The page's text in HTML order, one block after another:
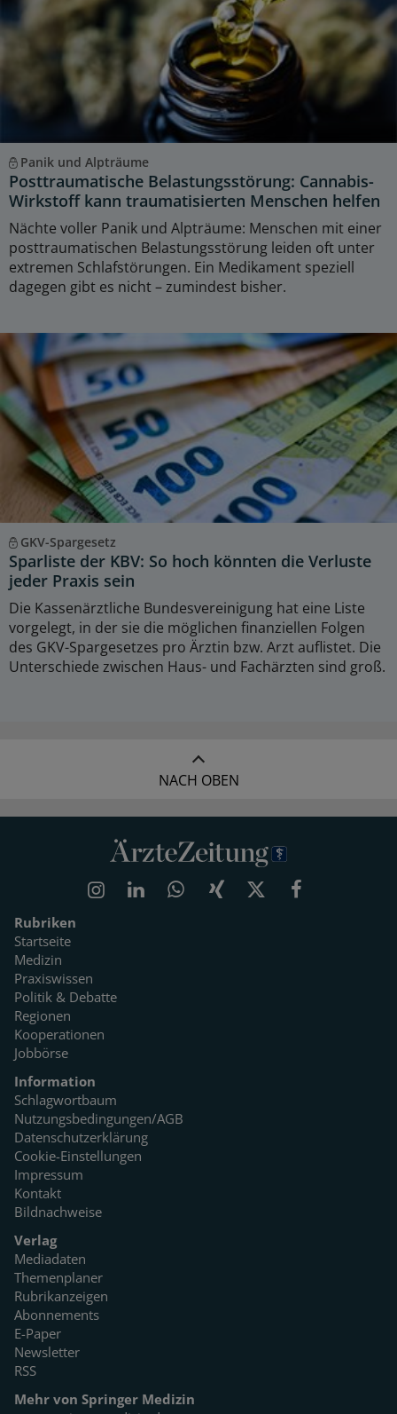
Panik und Alpträume
Posttraumatische Belastungsstörung: Cannabis-
Wirkstoff kann traumatisierten Menschen helfen
Nächte voller Panik und Alpträume: Menschen mit einer
posttraumatischen Belastungsstörung leiden oft unter
extremen Schlafstörungen. Ein Medikament speziell
dagegen gibt es nicht – zumindest bisher.
GKV-Spargesetz
Sparliste der KBV: So hoch könnten die Verluste
jeder Praxis sein
Die Kassenärztliche Bundesvereinigung hat eine Liste
vorgelegt, in der sie die möglichen finanziellen Folgen
des GKV-Spargesetzes pro Ärztin bzw. Arzt auflistet. Die
Unterschiede zwischen Haus- und Fachärzten sind groß.
NACH OBEN
Rubriken
Startseite
Medizin
Praxiswissen
Politik & Debatte
Regionen
Kooperationen
Jobbörse
Information
Schlagwortbaum
Nutzungsbedingungen/AGB
Datenschutzerklärung
Cookie-Einstellungen
Impressum
Kontakt
Bildnachweise
Verlag
Mediadaten
Themenplaner
Rubrikanzeigen
Abonnements
E-Paper
Newsletter
RSS
Mehr von Springer Medizin